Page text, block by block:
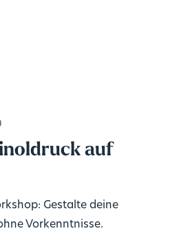
auf
Gestalte deine
Vorkenntnisse.